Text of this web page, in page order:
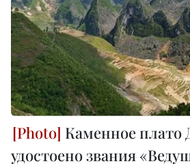
Каменное плато
удостоено звания